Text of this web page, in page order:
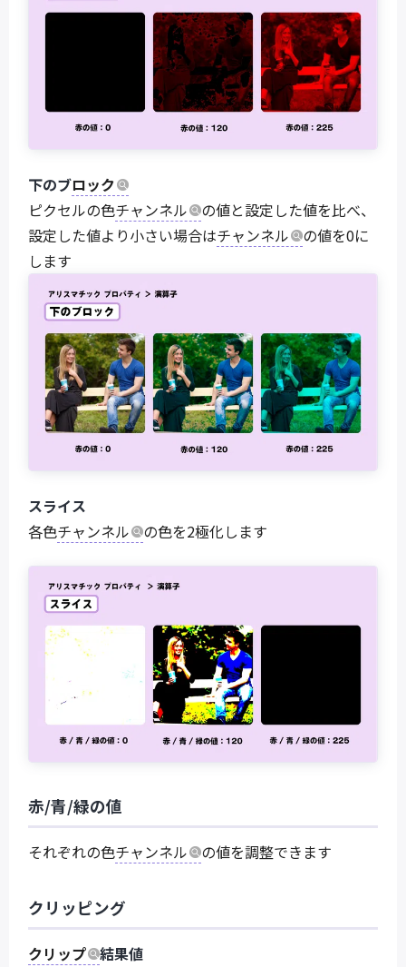
下のブロック
ピクセルの色チャンネル
の値と設定した値を比べ、
設定した値より小さい場合はチャンネル
の値を0に
します
スライス
各色チャンネル の色を2極化します
赤/青/緑の値
それぞれの色チャンネル の値を調整できます
クリッピング
クリップ
結果値